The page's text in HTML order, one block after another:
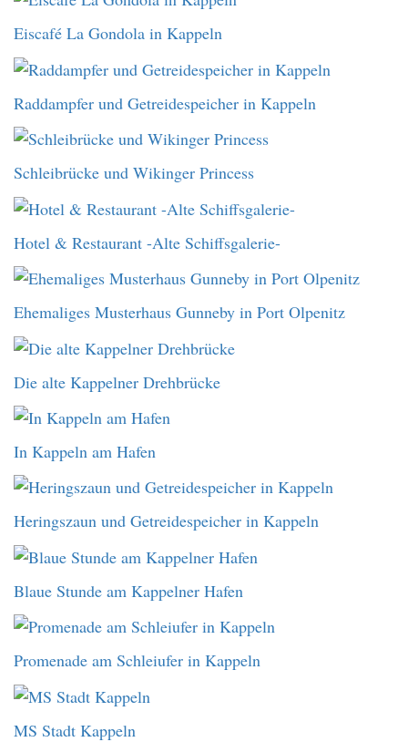
Eiscafé La Gondola in Kappeln
Raddampfer und Getreidespeicher in Kappeln
Schleibrücke und Wikinger Princess
Hotel & Restaurant -Alte Schiffsgalerie-
Ehemaliges Musterhaus Gunneby in Port Olpenitz
Die alte Kappelner Drehbrücke
In Kappeln am Hafen
Heringszaun und Getreidespeicher in Kappeln
Blaue Stunde am Kappelner Hafen
Promenade am Schleiufer in Kappeln
MS Stadt Kappeln